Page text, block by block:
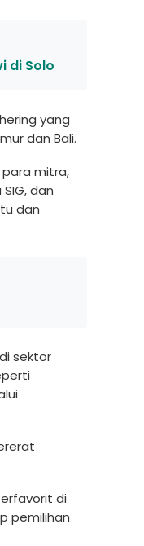
di Solo
yang
dan Bali.
mitra,
dan
dan
sektor
di
pemilihan